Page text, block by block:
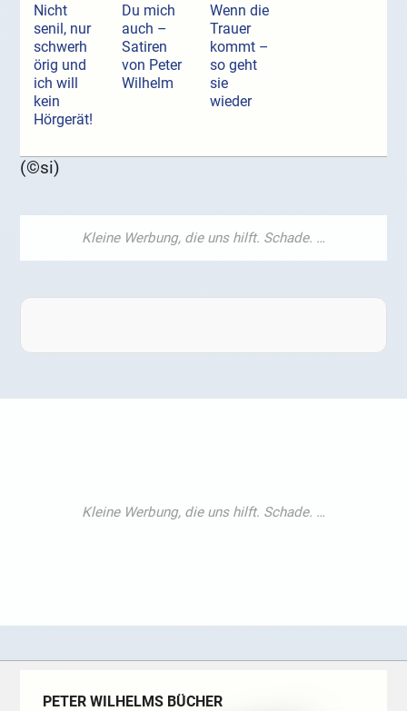
Nicht
senil, nur
schwerh
örig und
ich will
kein
Hörgerät!
Du mich
auch –
Satiren
von Peter
Wilhelm
Wenn die
Trauer
kommt –
so geht
sie
wieder
(©si)
PETER WILHELMS BÜCHER